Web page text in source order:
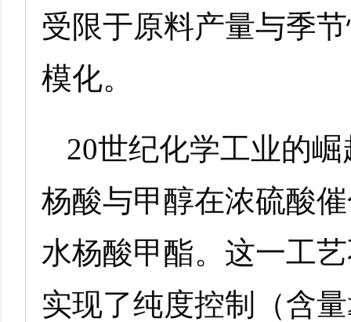
受限于原料产量与季
模化。
20世纪化学工业的
杨酸与甲醇在浓硫酸
水杨酸甲酯。这一工
实现了纯度控制（含